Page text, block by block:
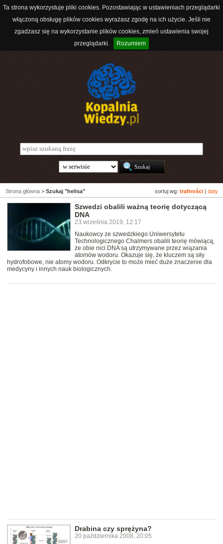
Ta strona wykorzystuje pliki cookies. Pozostawiając w ustawieniach przeglądarki
włączoną obsługę plików cookies wyrażasz zgodę na ich użycie. Jeśli nie
zgadzasz się na wykorzystanie plików cookies, zmień ustawienia swojej
przeglądarki.
Rozumiem
sortuj wg: trafności daty
Strona główna > Szukaj "helisa"
Szwedzi obalili ważną teorię dotyczącą
DNA
23 września 2019, 12:17
Naukowcy ze szwedzkiego Uniwersytetu
Technologicznego Chalmers obalili teorię mówiącą,
że obie nici DNA są utrzymywane przez wiązania
atomów wodoru. Okazuje się, że kluczem są siły
hydrofobowe, nie atomy wodoru. Odkrycie to może mieć duże znaczenie dla
medycyny i innych nauk biologicznych.
Drabina czy sprężyna?
20 października 2008, 20:05